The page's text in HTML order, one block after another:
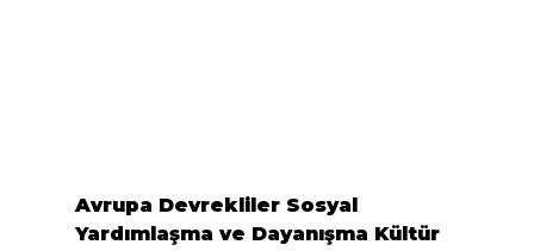
Avrupa Devrekliler Sosyal
Yardımlaşma ve Dayanışma Kültür